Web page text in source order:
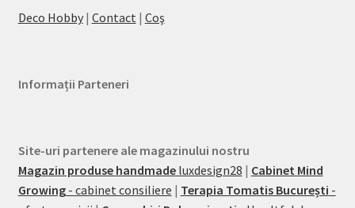
Deco Hobby| Contact | Coş
Informații Parteneri
Site-uri partenere ale magazinului nostru
Magazin produse handmadeluxdesign28 | Cabinet Mind
Growing- cabinet consiliere | Terapia Tomatis București -